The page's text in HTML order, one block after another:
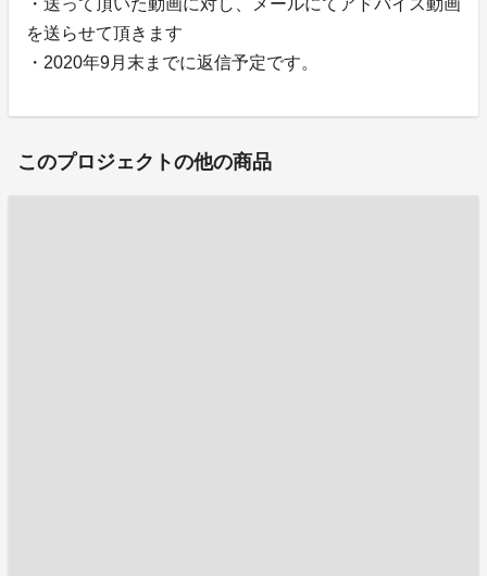
・送って頂いた動画に対し、メールにてアドバイス動画
を送らせて頂きます
・2020年9月末までに返信予定です。
このプロジェクトの他の商品